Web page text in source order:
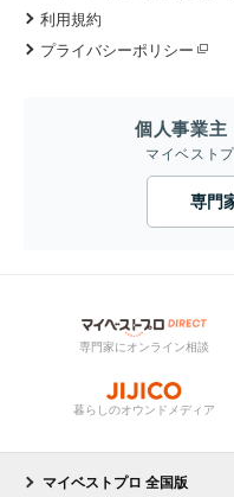
利用規約
プライバシーポリシー
個人事業主
マイベスト
専門
専門家にオンライン相談
暮らしのオウンドメディア
マイベストプロ 全国版